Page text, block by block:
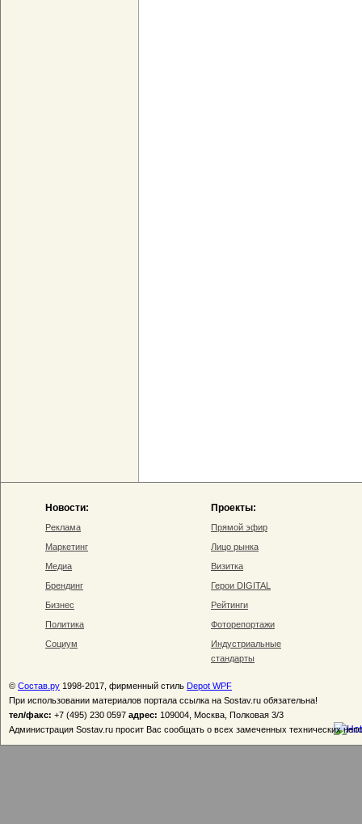
Новости:
Реклама
Маркетинг
Медиа
Брендинг
Бизнес
Политика
Социум
Проекты:
Прямой эфир
Лицо рынка
Визитка
Герои DIGITAL
Рейтинги
Фоторепортажи
Индустриальные
стандарты
© Состав.ру 1998-2017, фирменный стиль Depot WPF
При использовании материалов портала ссылка на Sostav.ru обязательна!
тел/факс: +7 (495) 230 0597 адрес: 109004, Москва, Полковая 3/3
Администрация Sostav.ru просит Вас сообщать о всех замеченных технических